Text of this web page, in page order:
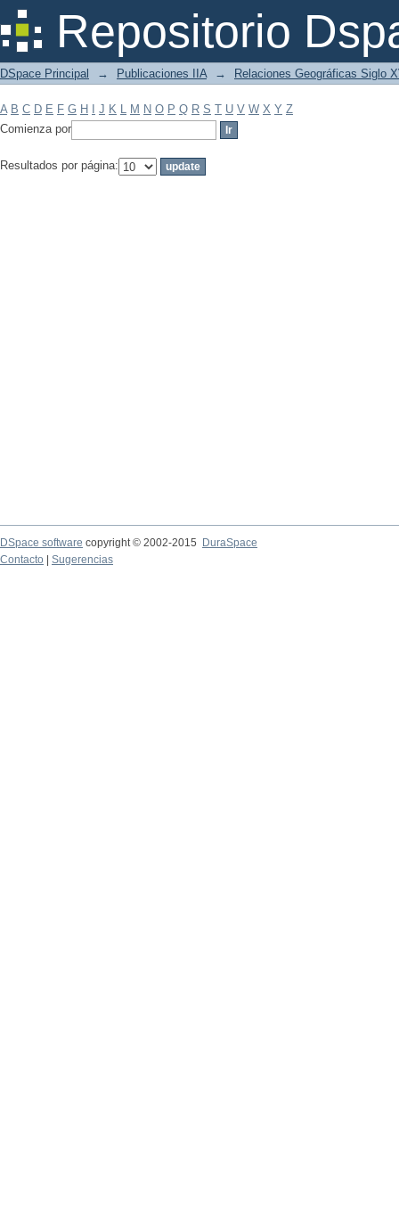
Repositorio
Filtrar por: Materia
DSpace Principal → Publicaciones IIA → Relaciones Geográficas Siglo
A B C D E F G H J K L M N O P Q R S T U V W X Y Z
Comienza por
Resultados por página:
DSpace software copyright © 2002-2015
DuraSpace
Contacto
Sugerencias